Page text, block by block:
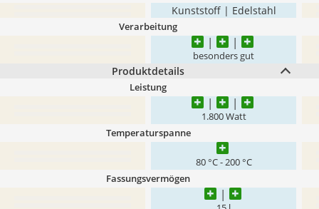
Kunststoff | Edelstahl
Verarbeitung
besonders gut
Produktdetails
Leistung
1.800 Watt
Temperaturspanne
80 °C - 200 °C
Fassungsvermögen